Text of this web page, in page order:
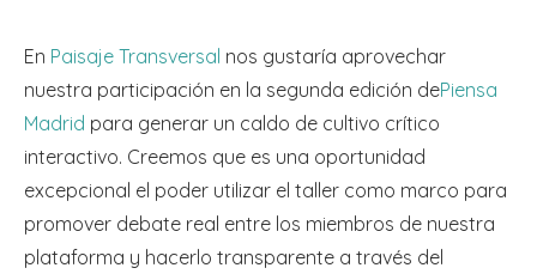
En Paisaje Transversal nos gustaría aprovechar
nuestra participación en la segunda edición dePiensa
Madrid para generar un caldo de cultivo crítico
interactivo. Creemos que es una oportunidad
excepcional el poder utilizar el taller como marco para
promover debate real entre los miembros de nuestra
plataforma y hacerlo transparente a través del